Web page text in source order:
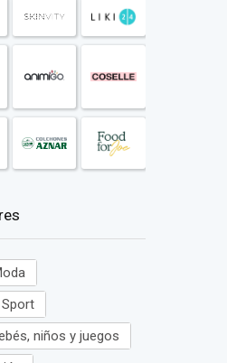
Sport
niños y juegos